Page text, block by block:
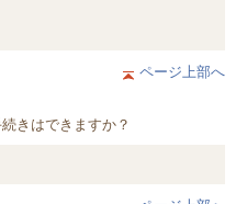
ページ上部へ
きはできますか？